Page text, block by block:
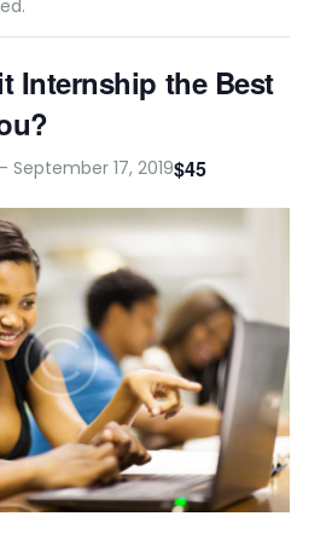
Internship the Best
- September 17, 2019$45